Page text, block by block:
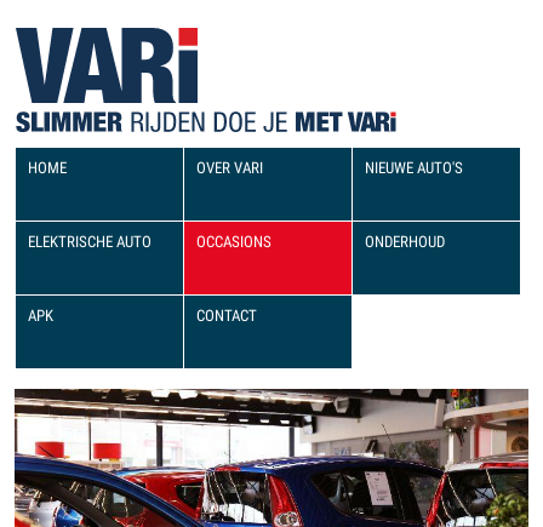
HOME OVER VARI NIEUWE AUTO'S
ELEKTRISCHE AUTO OCCASIONS ONDERHOUD
APK CONTACT